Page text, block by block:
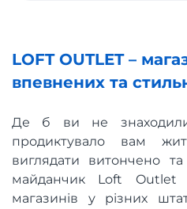
LOFT OUTLET –
впевнених та
Де б ви не
продиктувало вам
виглядати витончено
майданчик Loft Outlet
магазинів у різних